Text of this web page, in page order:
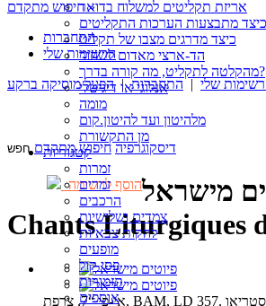
אריזת תקליטים למשלוח בדואר
כיצד מתבצעות הערכות התקליטים
כיצד מדרגים מצבו של תקליט
הד-ארצי מאדום לשחור
מהקלטה לתקליט, מה קורה בדרך?
אנלוגי או דיגיטלי
מומה
מלהיטון ועד להיטון.קום
מן התקשורת
קטגוריות
זמרות
זמרים
הרכבים
צמדים ושלישיות
להקות צבאיות
מופעים
פסי קול
תזמורות
אוספים
חיפוש מתקדם »
התחברות
הרשימות שלי
שלי |התחברות|הפעל מוסיקה ברקע
דיסקוגרפיה חיפוש מתקדם
הוסף לרשימהמישראל
Chants Liturgiques
אי-פי “7, צרפת, BAM, LD 357, סטריאו